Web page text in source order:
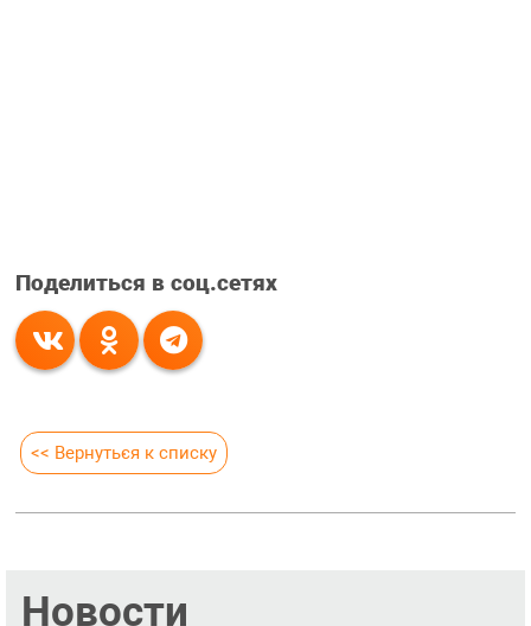
Поделиться в соц.сетях
<< Вернуться к списку
Новости